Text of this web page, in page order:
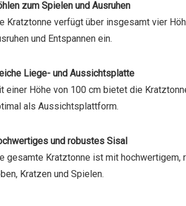
zum Spielen und Ausruhen
Kratztonne verfügt über insgesamt vier
und Entspannen ein.
Liege- und Aussichtsplatte
einer Höhe von 100 cm bietet die
als Aussichtsplattform.
und robustes Sisal
gesamte Kratztonne ist mit
Kratzen und Spielen.